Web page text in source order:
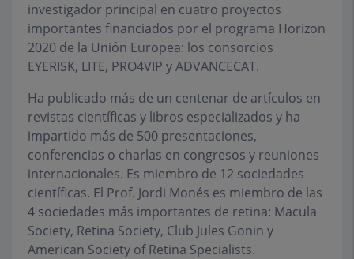
investigador principal en cuatro proyectos
importantes financiados por el programa Horizon
2020 de la Unión Europea: los consorcios
EYERISK, LITE, PRO4VIP y ADVANCECAT.
Ha publicado más de un centenar de artículos en
revistas científicas y libros especializados y ha
impartido más de 500 presentaciones,
conferencias o charlas en congresos y reuniones
internacionales. Es miembro de 12 sociedades
científicas. El Prof. Jordi Monés es miembro de las
4 sociedades más importantes de retina: Macula
Society, Retina Society, Club Jules Gonin y
American Society of Retina Specialists.